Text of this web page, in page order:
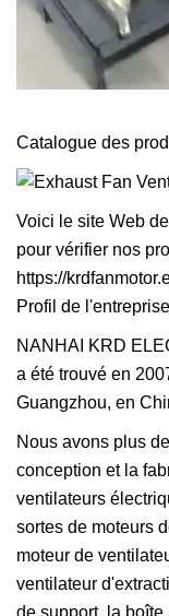
Catalogue des
Voici le site Web
pour vérifier nos
https://
Profil de l'entreprise
NANHAI KRD
a été trouvé en
Guangzhou, en
Nous avons plus
conception et la
ventilateurs
sortes de moteurs
moteur de
ventilateur
de support, la